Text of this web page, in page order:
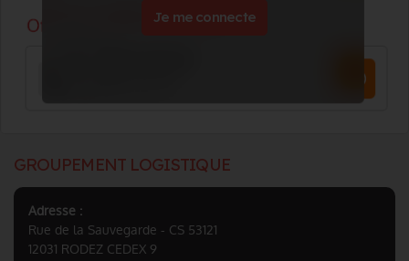
Je me connecte
GROUPEMENT LOGISTIQUE
Adresse :
Rue de la Sauvegarde - CS 53121
12031 RODEZ CEDEX 9